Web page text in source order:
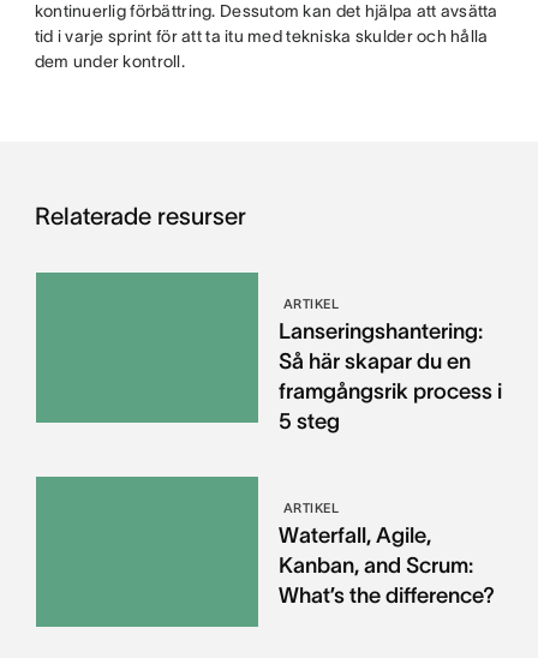
kontinuerlig förbättring. Dessutom kan det hjälpa att avsätta
tid i varje sprint för att ta itu med tekniska skulder och hålla
dem under kontroll.
Relaterade resurser
ARTIKEL
Lanseringshantering:
Så här skapar du en
framgångsrik process i
5 steg
ARTIKEL
Waterfall, Agile,
Kanban, and Scrum:
What’s the difference?